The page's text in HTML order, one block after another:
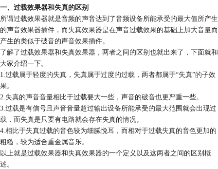
一、过载效果器和失真的区别
所谓过载效果器就是音频的声音达到了音频设备所能承受的最大值所产生
的声音效果器插件，而失真效果器是在声音过载效果的基础上加大音量而
产生的类似于破音的声音效果插件。
了解了过载效果器和失真效果器，两者之间的区别也就出来了，下面就和
大家介绍一下。
1.过载属于轻度的失真，失真属于过度的过载，两者都属于“失真”的子效
果。
2.失真的声音音量相比于过载要大一些，声音的破音也更严重一些。
3.过载是有信号且声音音量超过输出设备所能承受的最大范围就会出现过
载，而失真是只要有电路就会存在失真的情况。
4.相比于失真过载的音色较为细腻悦耳，而相对于过载失真的音色更加的
粗糙，较为适合重金属音乐。
以上就是过载效果器和失真效果器的一个定义以及这两者之间的区别概
述。